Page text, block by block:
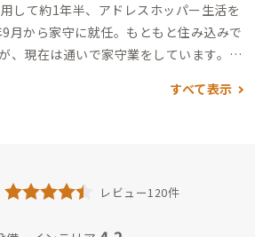
して約1年半、アドレスホッパー生活を
月から家守に就任。 もともと住み込みで
、現在は通いで家守業をしています。 日
すべて表示
レビュー120件